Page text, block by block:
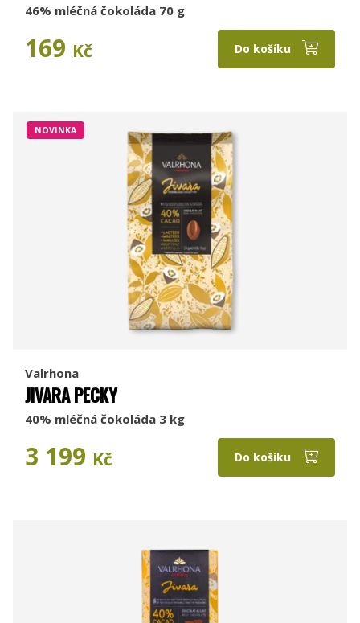
46% mléčná čokoláda 70 g
169 Kč Do košíku
NOVINKA
Valrhona
JIVARA PECKY
40% mléčná čokoláda 3 kg
3 199 Kč Do košíku